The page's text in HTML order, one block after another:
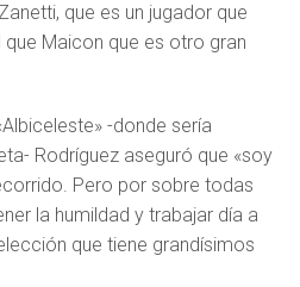
que es un jugador que
Maicon que es otro gran
-donde sería
Rodríguez aseguró que «soy
Pero por sobre todas
la humildad y trabajar día a
que tiene grandísimos